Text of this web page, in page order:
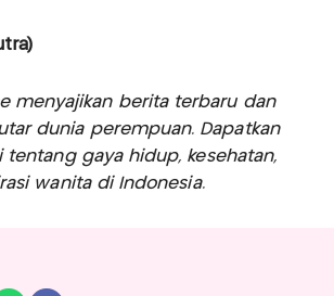
menyajikan berita terbaru dan
dunia perempuan. Dapatkan
tentang gaya hidup, kesehatan,
wanita di Indonesia.